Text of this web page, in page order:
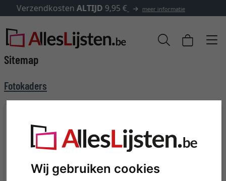
Wij gebruiken cookies
✓500.000 artikelen om uit te kiezen
Sitemap
Fotokaders
Diepe kaders & 3D
kaders voor objecten
Aluminium kaders
Barok kaders
Kaders voor
spieramen
Kaders met passe-
partout